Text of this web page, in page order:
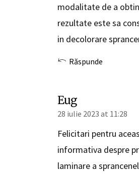
modalitate de a
rezultate este sa
in decolorare
Răspunde
Eug
28 iulie 2023 at 11:28
Felicitari pentru
informativa despre
laminare a